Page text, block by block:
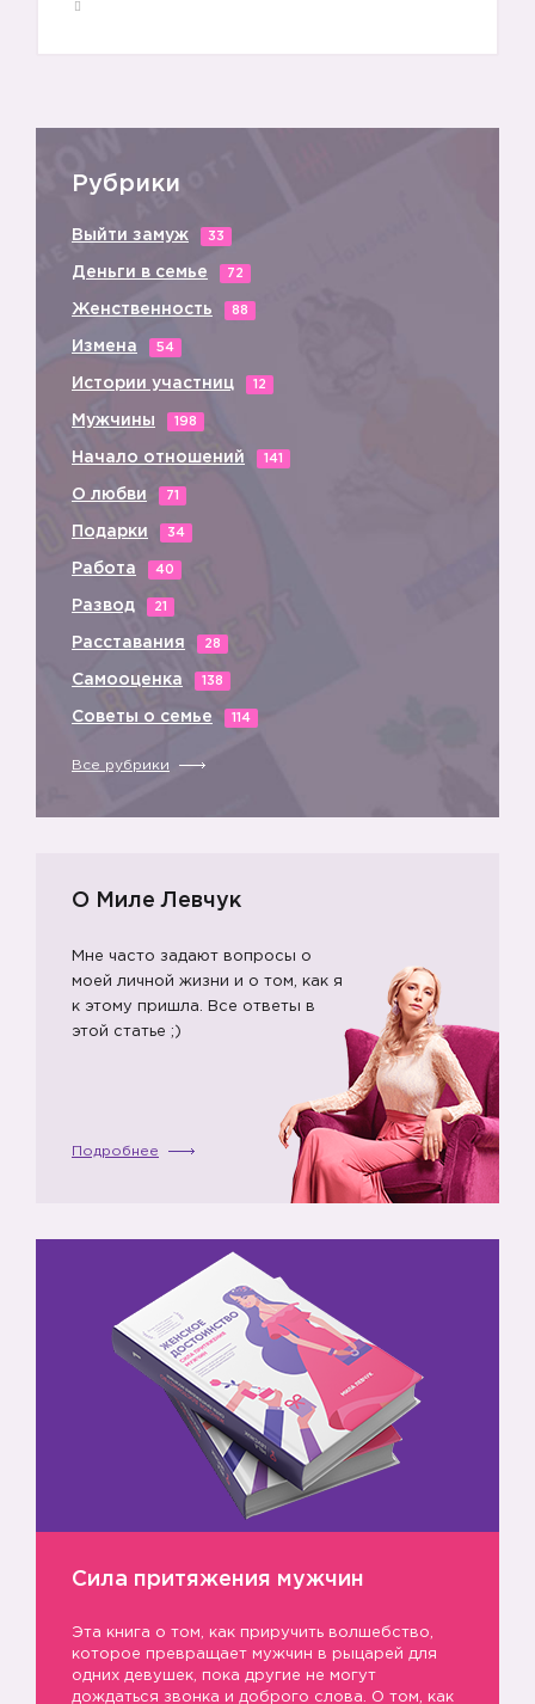
🤗
Рубрики
Выйти замуж 33
Деньги в семье 72
Женственность 88
Измена 54
Истории участниц 12
Мужчины 198
Начало отношений 141
О любви 71
Подарки 34
Работа 40
Развод 21
Расставания 28
Самооценка 138
Советы о семье 114
Все рубрики
О Миле Левчук
Мне часто задают вопросы о
моей личной жизни и о том, как я
к этому пришла. Все ответы в
этой статье ;)
Подробнее
Сила притяжения мужчин
Эта книга о том, как приручить волшебство,
которое превращает мужчин в рыцарей для
одних девушек, пока другие не могут
дождаться звонка и доброго слова. О том, как